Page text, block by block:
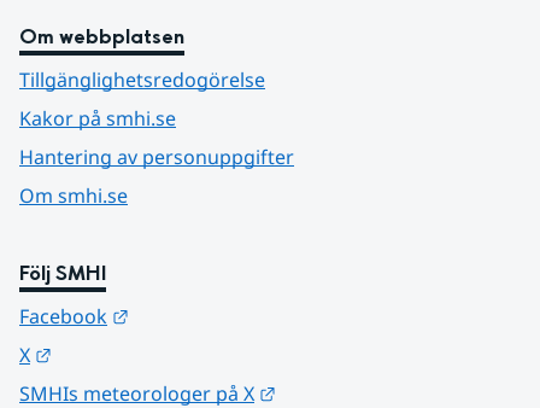
Om webbplatsen
Tillgänglighetsredogörelse
Kakor på smhi.se
Hantering av personuppgifter
Om smhi.se
Följ SMHI
Facebook
X
SMHIs meteorologer på X